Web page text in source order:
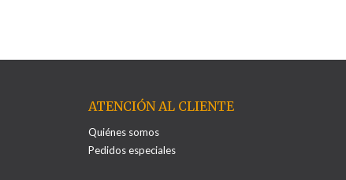
ATENCIÓN AL CLIENTE
Quiénes somos
Pedidos especiales